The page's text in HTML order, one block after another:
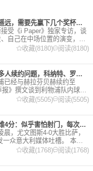
2赖斯：金球奖还非常遥远，需要先赢下几个奖杯，专注当下好好踢球
受《i Paper》独家专访，谈
自己在中场位置的演变，以
看法。 任意球 赖斯：“我们
这背后付出了巨大努力
收藏(8180) 阅读(8180)
2回声报：利物浦面临多人续约问题，科纳特、罗伯逊合同今夏到期
已经与赫拉芬贝赫续约至
》撰文谈到利物浦队内球员
利物浦多位球员面临合同问
科纳特的合同将在本赛季末到
收藏(5505) 阅读(5505)
2意大利三大报均给戴维4分：似乎害怕射门，每次触球球迷都叹息
，尤文图斯4-0大胜比萨，
众意大利媒体吐槽。 本场
，赛后，《米兰体育报》、
体育报》三大报都给戴维打
收藏(1768) 阅读(1768)